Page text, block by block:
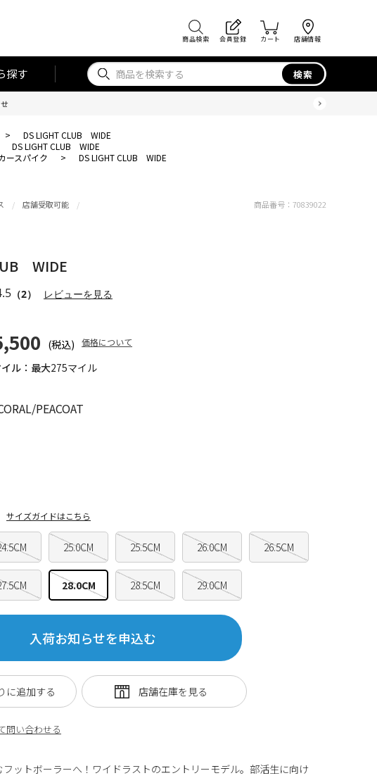
商品検索 会員登録 カート 店舗情報
探す 検索
>
DS LIGHT CLUB WIDE
DS LIGHT CLUB WIDE
ースパイク > DS LIGHT CLUB WIDE
ル：最大275マイル
店舗受取可能
WIDE
（2） レビューを見る
(税込) 価格について
PEACOAT
25.0CM 25.5CM 26.0CM 26.5CM
28.0CM 28.5CM 29.0CM
サイズガイドはこちら
入荷お知らせを申込む
問い合わせる
に追加する
商品番号： 70839022
ットボーラーへ！ワイドラストのエントリーモデル。部活生に向け